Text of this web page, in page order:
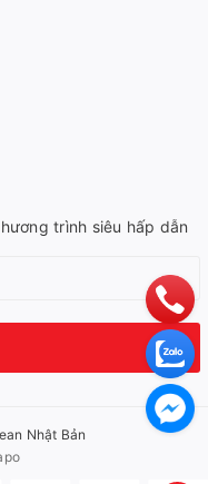
trình siêu hấp dẫn
Nhật Bản